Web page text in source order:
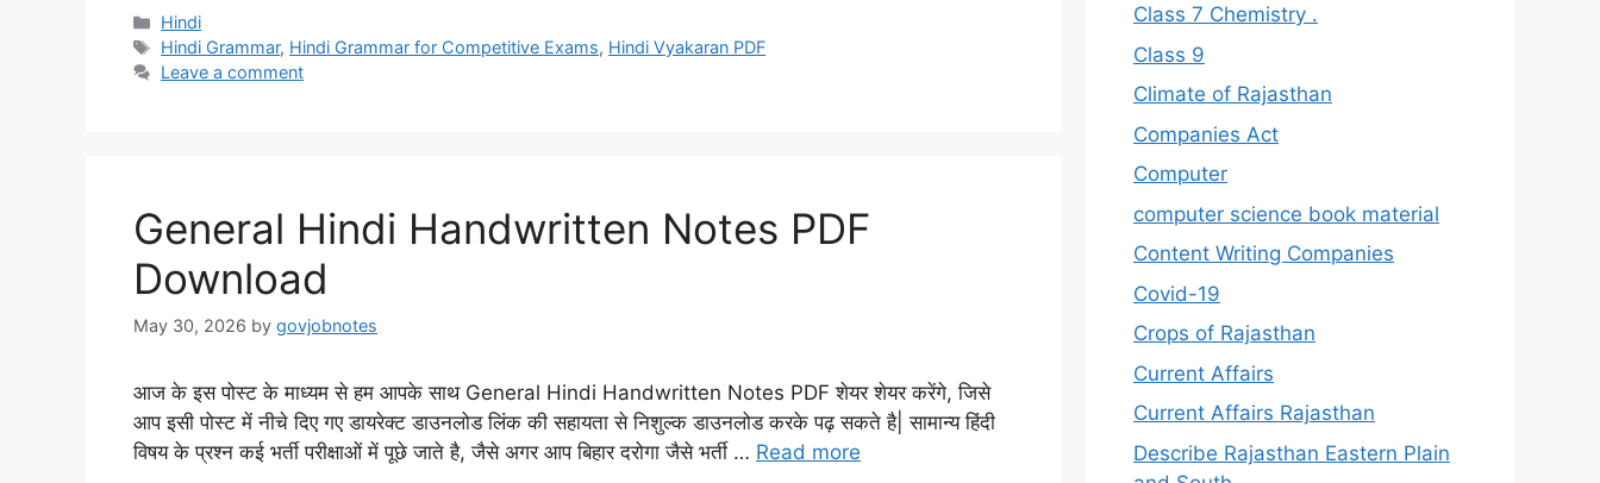
Categories
Hindi
Tags
Hindi Grammar, Hindi Grammar for Competitive Exams, Hindi Vyakaran PDF
Leave a comment
General Hindi Handwritten Notes PDF
Download
May 30, 2026 by govjobnotes
आज के इस पोस्ट के माध्यम से हम आपके साथ General Hindi Handwritten Notes PDF शेयर शेयर करेंगे, जिसे
आप इसी पोस्ट में नीचे दिए गए डायरेक्ट डाउनलोड लिंक की सहायता से निशुल्क डाउनलोड करके पढ़ सकते है| सामान्य हिंदी
विषय के प्रश्न कई भर्ती परीक्षाओं में पूछे जाते है, जैसे अगर आप बिहार दरोगा जैसे भर्ती … Read more
Class 7 Chemistry .
Class 9
Climate of Rajasthan
Companies Act
Computer
computer science book material
Content Writing Companies
Covid-19
Crops of Rajasthan
Current Affairs
Current Affairs Rajasthan
Describe Rajasthan Eastern Plain